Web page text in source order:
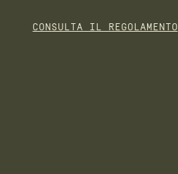
CONSULTA IL REGOLAMENTO